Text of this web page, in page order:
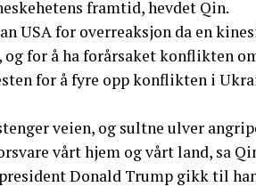
framtid, hevdet Qin.
USA for overreaksjon da en
for å ha forårsaket konflikten
for å fyre opp konflikten i
veien, og sultne ulver
vårt hjem og vårt land, sa
Donald Trump gikk til